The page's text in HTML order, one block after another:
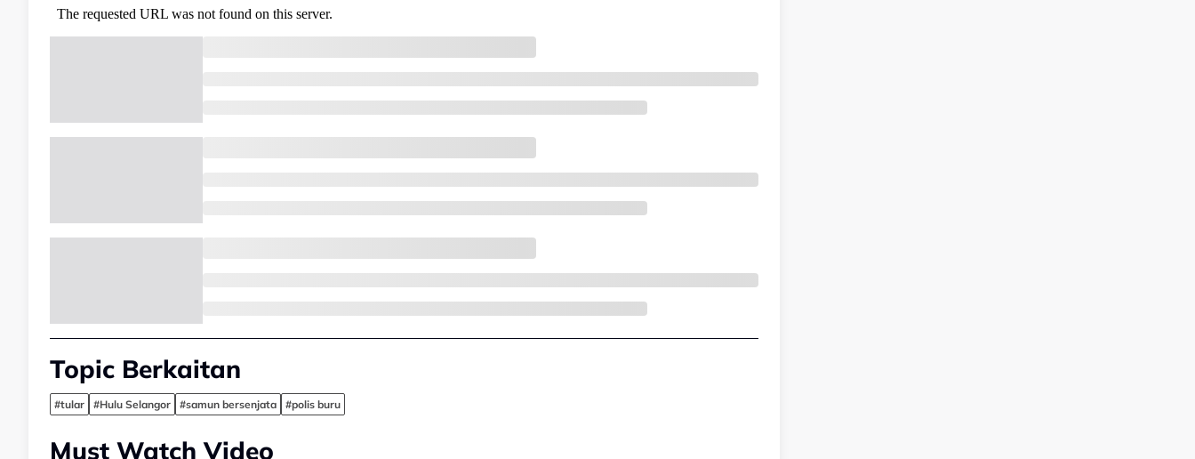
Topic Berkaitan
#tular #Hulu Selangor #samun bersenjata #polis buru
Must Watch Video